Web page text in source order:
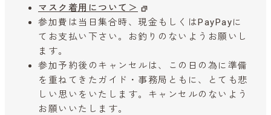
マスク着用について＞
参加費は当日集合時、現金もしくはPayPayに
てお支払い下さい。お釣りのないようお願いし
ます。
参加予約後のキャンセルは、この日の為に準備
を重ねてきたガイド・事務局ともに、とても悲
しい思いをいたします。キャンセルのないよう
お願いいたします。